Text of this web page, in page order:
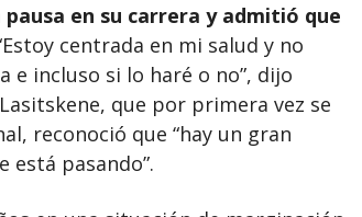
en su carrera y admitió que
centrada en mi salud y no
e incluso si lo haré o no”, dijo
que por primera vez se
reconoció que “hay un gran
está pasando”.